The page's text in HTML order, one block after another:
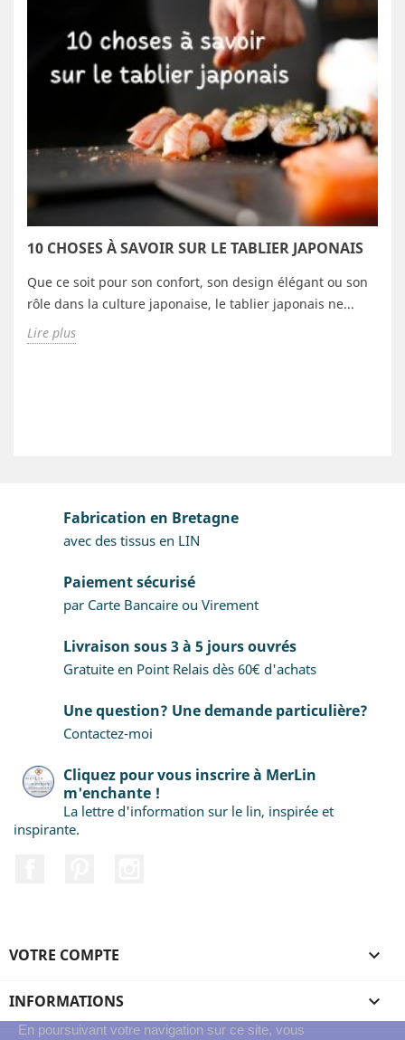
10 CHOSES À SAVOIR SUR LE TABLIER JAPONAIS
Que ce soit pour son confort, son design élégant ou son
rôle dans la culture japonaise, le tablier japonais ne...
Lire plus
Fabrication en Bretagne
avec des tissus en LIN
Paiement sécurisé
par Carte Bancaire ou Virement
Livraison sous 3 à 5 jours ouvrés
Gratuite en Point Relais dès 60€ d'achats
Une question? Une demande particulière?
Contactez-moi
Cliquez pour vous inscrire à MerLin
m'enchante !
La lettre d'information sur le lin, inspirée et
inspirante.
En poursuivant votre navigation sur ce site, vous
VOTRE COMPTE 
INFORMATIONS 